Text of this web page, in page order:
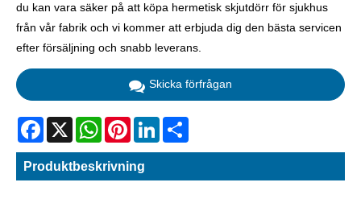
du kan vara säker på att köpa hermetisk skjutdörr för sjukhus
från vår fabrik och vi kommer att erbjuda dig den bästa servicen
efter försäljning och snabb leverans.
Skicka förfrågan
Facebook
X WhatsAppPinterestLinkedIn
Produktbeskrivning